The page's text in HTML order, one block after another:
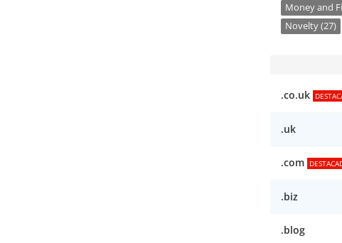
Money and
Novelty (27)
.co.uk
.uk
.com
.biz
.blog